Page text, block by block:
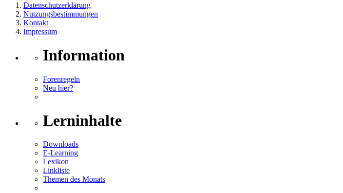
Datenschutzerklärung
Nutzungsbestimmungen
Kontakt
Impressum
Information
Forenregeln
Neu hier?
Lerninhalte
Downloads
E-Learning
Lexikon
Linkliste
Themen des Monats